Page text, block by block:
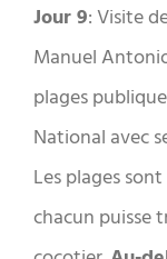
Jour 9: Visite
Manuel
plages
National avec
Les plages
chacun puisse